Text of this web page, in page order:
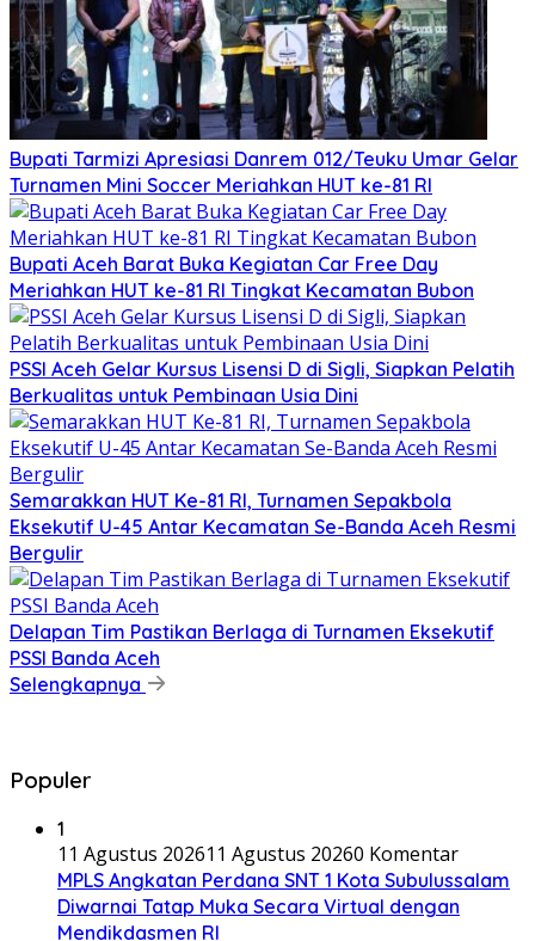
Bupati Tarmizi Apresiasi Danrem 012/Teuku Umar Gelar
Turnamen Mini Soccer Meriahkan HUT ke-81 RI
Bupati Aceh Barat Buka Kegiatan Car Free Day
Meriahkan HUT ke-81 RI Tingkat Kecamatan Bubon
PSSI Aceh Gelar Kursus Lisensi D di Sigli, Siapkan Pelatih
Berkualitas untuk Pembinaan Usia Dini
Semarakkan HUT Ke-81 RI, Turnamen Sepakbola
Eksekutif U-45 Antar Kecamatan Se-Banda Aceh Resmi
Bergulir
Delapan Tim Pastikan Berlaga di Turnamen Eksekutif
PSSI Banda Aceh
Selengkapnya
Populer
1
11 Agustus 202611 Agustus 20260 Komentar
MPLS Angkatan Perdana SNT 1 Kota Subulussalam
Diwarnai Tatap Muka Secara Virtual dengan
Mendikdasmen RI